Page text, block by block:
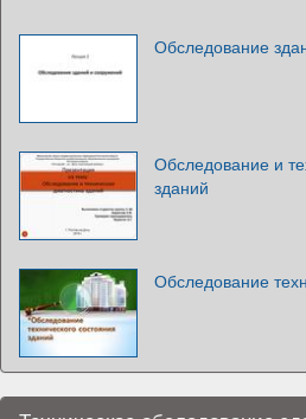
Обследование
Обследование и
зданий
Обследование